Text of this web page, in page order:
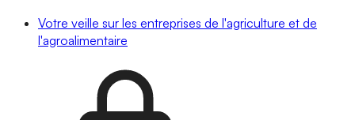
Votre veille sur les entreprises de l'agriculture et de
l'agroalimentaire